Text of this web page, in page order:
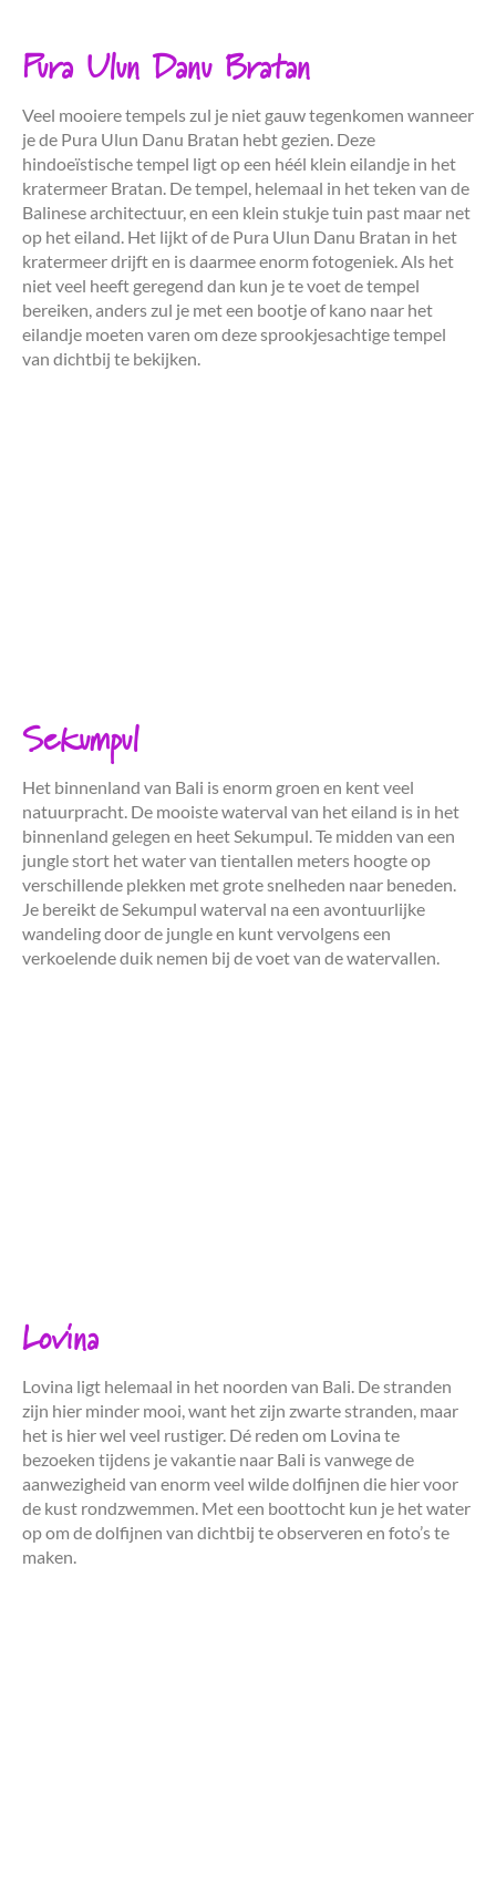
Pura Ulun Danu Bratan
Veel mooiere tempels zul je niet gauw tegenkomen wanneer
je de Pura Ulun Danu Bratan hebt gezien. Deze
hindoeïstische tempel ligt op een héél klein eilandje in het
kratermeer Bratan. De tempel, helemaal in het teken van de
Balinese architectuur, en een klein stukje tuin past maar net
op het eiland. Het lijkt of de Pura Ulun Danu Bratan in het
kratermeer drijft en is daarmee enorm fotogeniek. Als het
niet veel heeft geregend dan kun je te voet de tempel
bereiken, anders zul je met een bootje of kano naar het
eilandje moeten varen om deze sprookjesachtige tempel
van dichtbij te bekijken.
Sekumpul
Het binnenland van Bali is enorm groen en kent veel
natuurpracht. De mooiste waterval van het eiland is in het
binnenland gelegen en heet Sekumpul. Te midden van een
jungle stort het water van tientallen meters hoogte op
verschillende plekken met grote snelheden naar beneden.
Je bereikt de Sekumpul waterval na een avontuurlijke
wandeling door de jungle en kunt vervolgens een
verkoelende duik nemen bij de voet van de watervallen.
Lovina
Lovina ligt helemaal in het noorden van Bali. De stranden
zijn hier minder mooi, want het zijn zwarte stranden, maar
het is hier wel veel rustiger. Dé reden om Lovina te
bezoeken tijdens je vakantie naar Bali is vanwege de
aanwezigheid van enorm veel wilde dolfijnen die hier voor
de kust rondzwemmen. Met een boottocht kun je het water
op om de dolfijnen van dichtbij te observeren en foto’s te
maken.